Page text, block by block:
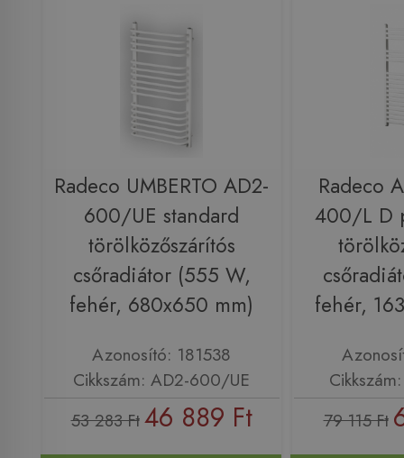
Radeco UMBERTO AD2-
600/UE standard
törölközőszárítós
csőradiátor (555 W,
fehér, 680x650 mm)
Azonosító: 181538
Cikkszám: AD2-600/UE
53 283 Ft 46 889 Ft
Radeco
400/L D
fehér,
79 115 Ft